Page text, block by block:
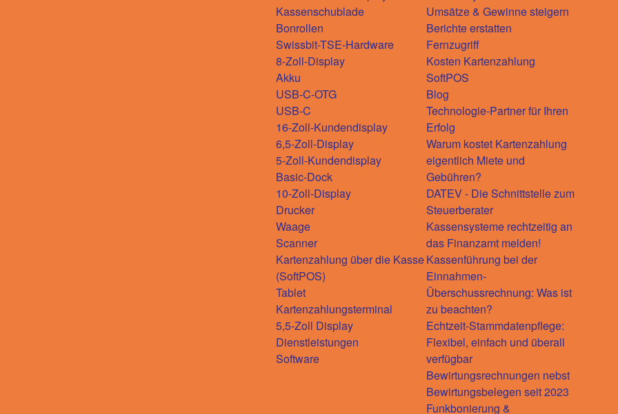
Kassenschublade
Bonrollen
Swissbit-TSE-Hardware
8-Zoll-Display
Akku
USB-C-OTG
USB-C
16-Zoll-Kundendisplay
6,5-Zoll-Display
5-Zoll-Kundendisplay
Basic-Dock
10-Zoll-Display
Drucker
Waage
Scanner
Kartenzahlung über die Kasse
(SoftPOS)
Tablet
Kartenzahlungsterminal
5,5-Zoll Display
Dienstleistungen
Software
Umsätze & Gewinne steigern
Berichte erstatten
Fernzugriff
Kosten Kartenzahlung
SoftPOS
Blog
Technologie-Partner für Ihren
Erfolg
Warum kostet Kartenzahlung
eigentlich Miete und
Gebühren?
DATEV - Die Schnittstelle zum
Steuerberater
Kassensysteme rechtzeitig an
das Finanzamt melden!
Kassenführung bei der
Einnahmen-
Überschussrechnung: Was ist
zu beachten?
Echtzeit-Stammdatenpflege:
Flexibel, einfach und überall
verfügbar
Bewirtungsrechnungen nebst
Bewirtungsbelegen seit 2023
Funkbonierung &